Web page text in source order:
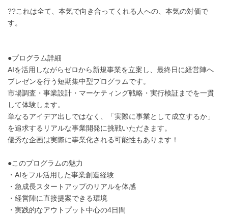
??これは全て、本気で向き合ってくれる人への、本気の対価で
す。
●プログラム詳細
AIを活用しながらゼロから新規事業を立案し、最終日に経営陣へ
プレゼンを行う短期集中型プログラムです。
市場調査・事業設計・マーケティング戦略・実行検証までを一貫
して体験します。
単なるアイデア出しではなく、「実際に事業として成立するか」
を追求するリアルな事業開発に挑戦いただきます。
優秀な企画は実際に事業化される可能性もあります！
●このプログラムの魅力
・AIをフル活用した事業創造経験
・急成長スタートアップのリアルを体感
・経営陣に直接提案できる環境
・実践的なアウトプット中心の4日間